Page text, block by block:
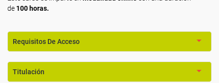
de 100 horas.
Requisitos De Acceso
Titulación